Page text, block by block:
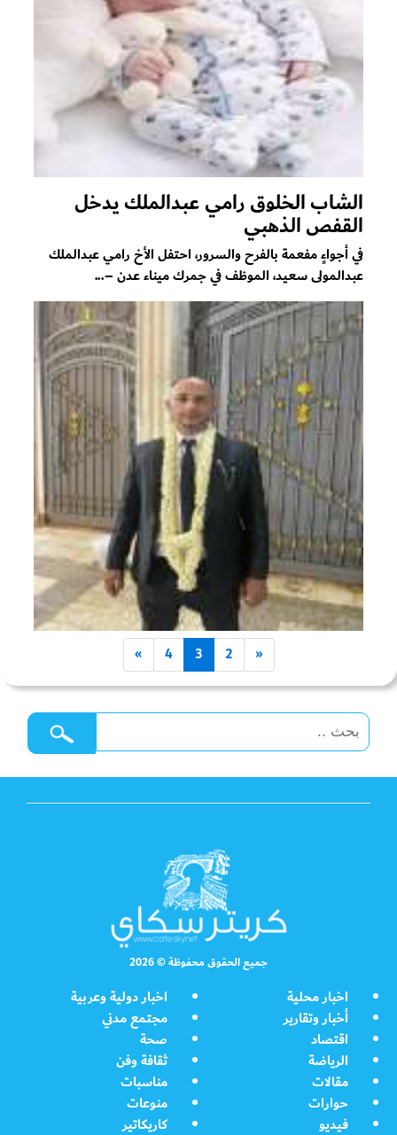
الشاب الخلوق رامي عبدالملك يدخل
القفص الذهبي
في أجواءٍ مفعمة بالفرح والسرور، احتفل الأخ رامي عبدالملك
عبدالمولى سعيد، الموظف في جمرك ميناء عدن –...
«
2
3
4
»
جميع الحقوق محفوظة © 2026
اخبار محلية
اخبار دولية وعربية
أخبار وتقارير
مجتمع مدني
اقتصاد
صحة
الرياضة
ثقافة وفن
مقالات
مناسبات
حوارات
منوعات
فيديو
كاريكاتير